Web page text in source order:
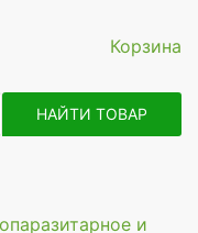
Корзина
НАЙТИ ТОВАР
и